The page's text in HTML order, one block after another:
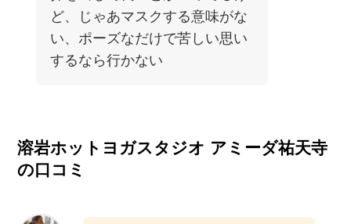
ど、じゃあマスクする意味がな
い、ポーズなだけで苦しい思い
するなら行かない
溶岩ホットヨガスタジオ アミーダ祐天寺
の口コミ